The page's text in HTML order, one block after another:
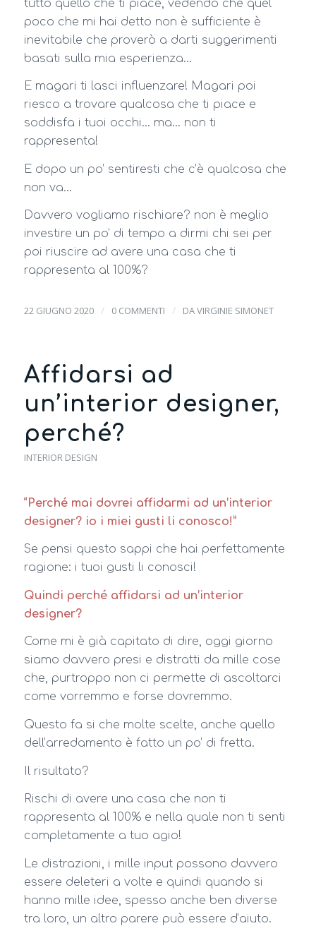
tutto quello che ti piace, vedendo che quel
poco che mi hai detto non è sufficiente è
inevitabile che proverò a darti suggerimenti
basati sulla mia esperienza…
E magari ti lasci influenzare! Magari poi
riesco a trovare qualcosa che ti piace e
soddisfa i tuoi occhi… ma… non ti
rappresenta!
E dopo un po’ sentiresti che c’è qualcosa che
non va…
Davvero vogliamo rischiare? non è meglio
investire un po’ di tempo a dirmi chi sei per
poi riuscire ad avere una casa che ti
rappresenta al 100%?
22 GIUGNO 2020 / 0 COMMENTI / DAVIRGINIE SIMONET
Affidarsi ad
un’interior designer,
perché?
INTERIOR DESIGN
“Perché mai dovrei affidarmi ad un’interior
designer? io i miei gusti li conosco!”
Se pensi questo sappi che hai perfettamente
ragione: i tuoi gusti li conosci!
Quindi perché affidarsi ad un’interior
designer?
Come mi è già capitato di dire, oggi giorno
siamo davvero presi e distratti da mille cose
che, purtroppo non ci permette di ascoltarci
come vorremmo e forse dovremmo.
Questo fa si che molte scelte, anche quello
dell’arredamento è fatto un po’ di fretta.
Il risultato?
Rischi di avere una casa che non ti
rappresenta al 100% e nella quale non ti senti
completamente a tuo agio!
Le distrazioni, i mille input possono davvero
essere deleteri a volte e quindi quando si
hanno mille idee, spesso anche ben diverse
tra loro, un altro parere può essere d’aiuto.